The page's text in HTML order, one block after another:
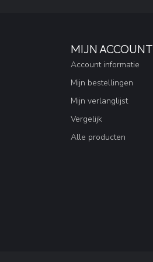
MIJN ACCOUNT
Account informatie
Mijn bestellingen
Mijn verlanglijst
Vergelijk
Alle producten